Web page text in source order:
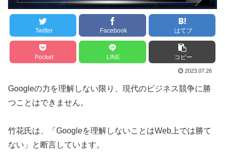
Twitter Facebook はてブ
Pocket LINE コピー
2023.07.26
Googleの力を理解しない限り、現代のビジネス競争に勝
つことはできません。
竹花氏は、「Googleを理解しないことはWeb上では勝て
ない」と断言しています。